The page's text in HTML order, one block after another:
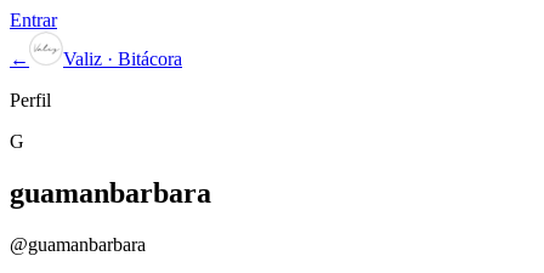
Entrar
←
Valiz · Bitácora
Perfil
G
guamanbarbara
@guamanbarbara